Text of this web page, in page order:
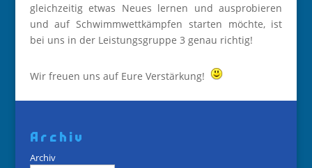
gleichzeitig etwas Neues lernen und ausprobieren
und auf Schwimmwettkämpfen starten möchte, ist
bei uns in der Leistungsgruppe 3 genau richtig!
Wir freuen uns auf Eure Verstärkung!
Archiv
Archiv